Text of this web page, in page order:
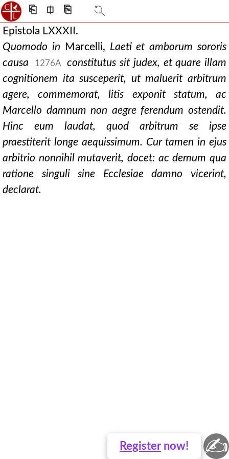
⎗ ⎅ ⎘
Register now!
Epistola LXXXII.
Quomodo in Marcelli, Laeti et amborum sororis
causa
1276A
constitutus sit judex, et quare illam
cognitionem ita susceperit, ut maluerit arbitrum
agere, commemorat, litis exponit statum, ac
Marcello damnum non aegre ferendum ostendit.
Hinc eum laudat, quod arbitrum se ipse
praestiterit longe aequissimum. Cur tamen in ejus
arbitrio nonnihil mutaverit, docet: ac demum qua
ratione singuli sine Ecclesiae damno vicerint,
declarat.
✍